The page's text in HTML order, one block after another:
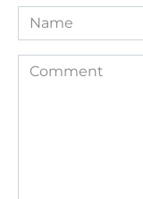
Name
Comment